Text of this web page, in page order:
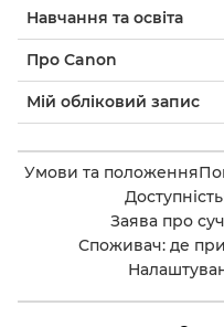
Навчання та освіта
Про Canon
Мій обліковий запис
Умови та положення
Доступність
Заява про
Споживач: де